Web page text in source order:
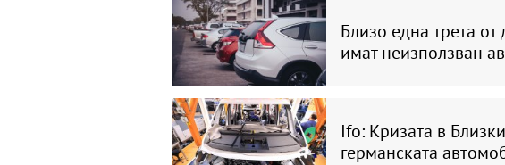
Близо една трета
имат неизползван
Ifo: Кризата в
германската